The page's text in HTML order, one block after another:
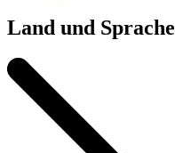
Land und Sprache